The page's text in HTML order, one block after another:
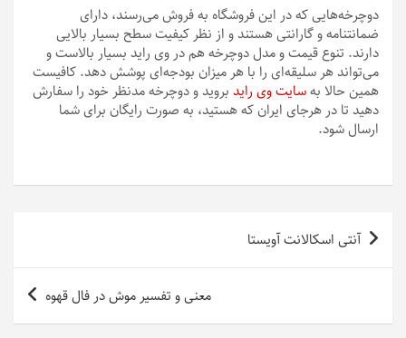
دوچرخه‌هایی که در این فروشگاه به فروش می‌رسند، دارای
ضمانتنامه و گارانتی هستند و از نظر کیفیت سطح بسیار بالایی
دارند. تنوع قیمت و مدل دوچرخه هم در وی راید بسیار بالاست و
می‌تواند هر سلیقه‌ای را با هر میزان بودجه‌ای پوشش دهد. کافیست
همین حالا بهسایت وی راید بروید و دوچرخه مدنظر خود را سفارش
دهید تا در هرجای ایران که هستید، به صورت رایگان برای شما
ارسال شود.
راهبری
نوشته
آنتی اسکالانت آویستا
معنی و تفسیر موش در فال قهوه